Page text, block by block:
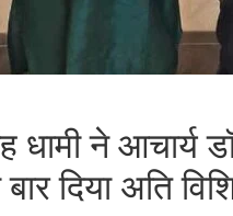
धामी ने आचार्य
दिया अति